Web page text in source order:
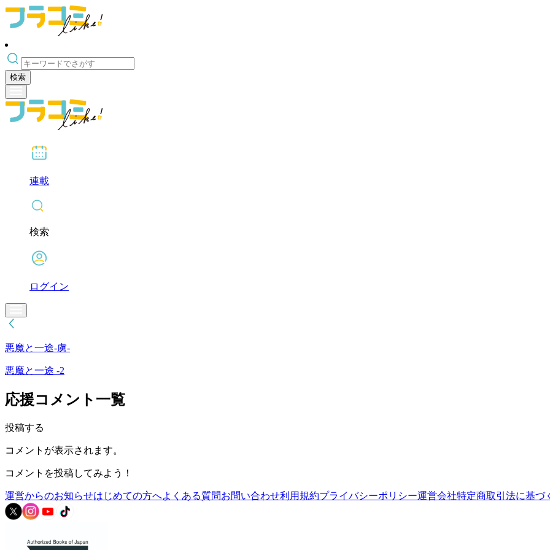
検索
連載
検索
ログイン
悪魔と一途-虜-
悪魔と一途 -2
応援コメント一覧
投稿する
コメントが表示されます。
コメントを投稿してみよう！
運営からのお知らせはじめての方へよくある質問お問い合わせ利用規約プライバシーポリシー運営会社特定商取引法に基づ